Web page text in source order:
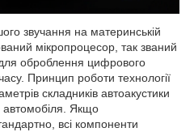
звучання на материнській
мікропроцесор, так званий
оброблення цифрового
Принцип роботи технології
складників автоакустики
автомобіля. Якщо
всі компоненти